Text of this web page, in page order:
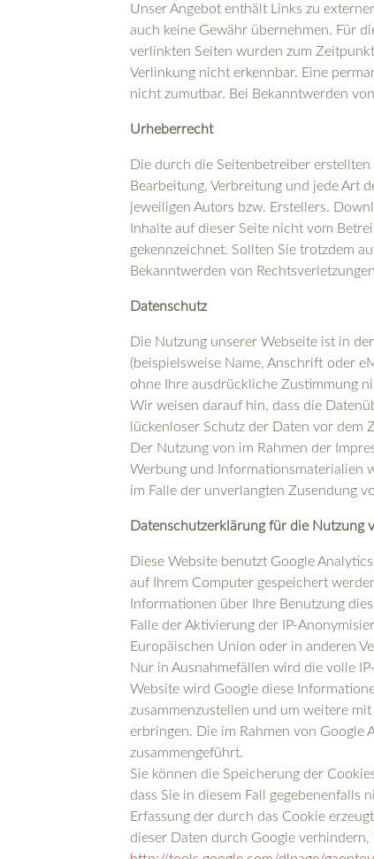
Unser Angebot enthält Links zu
auch keine Gewähr übernehmen. Für
verlinkten Seiten wurden zum
Verlinkung nicht erkennbar. Eine
nicht zumutbar. Bei Bekanntwerden
Urheberrecht
Die durch die Seitenbetreiber
Bearbeitung, Verbreitung und jede Art
jeweiligen Autors bzw. Erstellers.
Inhalte auf dieser Seite nicht vom
gekennzeichnet. Sollten Sie trotzdem
Bekanntwerden von
Datenschutz
Die Nutzung unserer Webseite ist in
(beispielsweise Name, Anschrift oder
ohne Ihre ausdrückliche Zustimmung
Wir weisen darauf hin, dass die
lückenloser Schutz der Daten vor
Der Nutzung von im Rahmen der
Werbung und Informationsmaterialien
im Falle der unverlangten Zusendung
Datenschutzerklärung für die Nutzung
Diese Website benutzt Google
auf Ihrem Computer gespeichert
Informationen über Ihre Benutzung
Falle der Aktivierung der IP-
Europäischen Union oder in anderen
Nur in Ausnahmefällen wird die volle
Website wird Google diese
zusammenzustellen und um weitere
erbringen. Die im Rahmen von
zusammengeführt.
Sie können die Speicherung der
dass Sie in diesem Fall
Erfassung der durch das Cookie
dieser Daten durch Google